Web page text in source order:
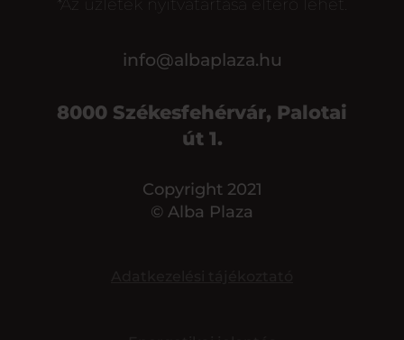
*Az üzletek nyitvatartása eltérő lehet.
info@albaplaza.hu
8000 Székesfehérvár, Palotai
út 1.
Copyright 2021
© Alba Plaza